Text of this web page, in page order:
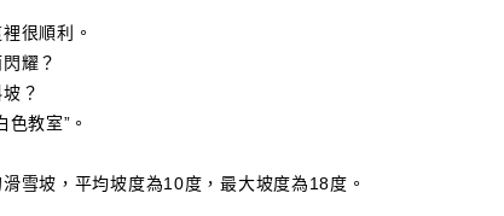
很順利。
耀？
？
教室”。
雪坡，平均坡度為10度，最大坡度為18度。